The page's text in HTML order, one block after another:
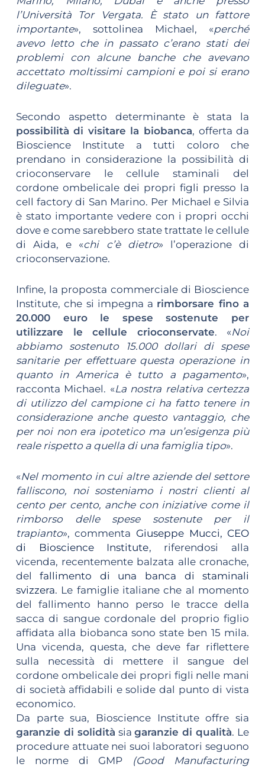
l’Università Tor Vergata. È stato un fattore
importante», sottolinea Michael, «perché
avevo letto che in passato c’erano stati dei
problemi con alcune banche che avevano
accettato moltissimi campioni e poi si erano
dileguate».
Secondo aspetto determinante è stata la
possibilità di visitare la biobanca, offerta da
Bioscience Institute a tutti coloro che
prendano in considerazione la possibilità di
crioconservare le cellule staminali del
cordone ombelicale dei propri figli presso la
cell factory di San Marino. Per Michael e Silvia
è stato importante vedere con i propri occhi
dove e come sarebbero state trattate le cellule
di Aida, e «chi c’è dietro» l’operazione di
crioconservazione.
Infine, la proposta commerciale di Bioscience
Institute, che si impegna a rimborsare fino a
20.000 euro le spese sostenute per
utilizzare le cellule crioconservate. «Noi
abbiamo sostenuto 15.000 dollari di spese
sanitarie per effettuare questa operazione in
quanto in America è tutto a pagamento»,
racconta Michael. «La nostra relativa certezza
di utilizzo del campione ci ha fatto tenere in
considerazione anche questo vantaggio, che
per noi non era ipotetico ma un’esigenza più
reale rispetto a quella di una famiglia tipo».
«Nel momento in cui altre aziende del settore
falliscono, noi sosteniamo i nostri clienti al
cento per cento, anche con iniziative come il
rimborso delle spese sostenute per il
trapianto», commenta Giuseppe Mucci, CEO
di Bioscience Institute, riferendosi alla
vicenda, recentemente balzata alle cronache,
delfallimento di una banca di staminali
svizzera. Le famiglie italiane che al momento
del fallimento hanno perso le tracce della
sacca di sangue cordonale del proprio figlio
affidata alla biobanca sono state ben 15 mila.
Una vicenda, questa, che deve far riflettere
sulla necessità di mettere il sangue del
cordone ombelicale dei propri figli nelle mani
di società affidabili e solide dal punto di vista
economico.
Da parte sua, Bioscience Institute offre sia
garanzie di solidità siagaranzie di qualità. Le
procedure attuate nei suoi laboratori seguono
le norme di GMP (Good Manufacturing